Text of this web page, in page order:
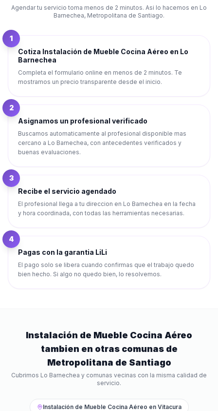
Agendar tu servicio toma menos de 2 minutos. Asi lo hacemos en Lo
Barnechea, Metropolitana de Santiago.
1
Cotiza Instalación de Mueble Cocina Aéreo en Lo
Barnechea
Completa el formulario online en menos de 2 minutos. Te
mostramos un precio transparente desde el inicio.
2
Asignamos un profesional verificado
Buscamos automaticamente al profesional disponible mas
cercano a Lo Barnechea, con antecedentes verificados y
buenas evaluaciones.
3
Recibe el servicio agendado
El profesional llega a tu direccion en Lo Barnechea en la fecha
y hora coordinada, con todas las herramientas necesarias.
4
Pagas con la garantia LiLi
El pago solo se libera cuando confirmas que el trabajo quedo
bien hecho. Si algo no quedo bien, lo resolvemos.
Instalación de Mueble Cocina Aéreo
tambien en otras comunas de
Metropolitana de Santiago
Cubrimos Lo Barnechea y comunas vecinas con la misma calidad de
servicio.
Instalación de Mueble Cocina Aéreo en Vitacura